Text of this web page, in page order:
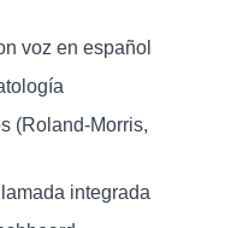
voz en español
(Roland-Morris,
integrada